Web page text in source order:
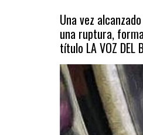
Una vez
una ruptura,
título LA VOZ